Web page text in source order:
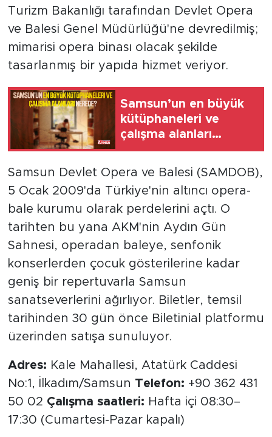
Turizm Bakanlığı tarafından Devlet Opera
ve Balesi Genel Müdürlüğü'ne devredilmiş;
mimarisi opera binası olacak şekilde
tasarlanmış bir yapıda hizmet veriyor.
Samsun’un en büyük
kütüphaneleri ve
çalışma alanları
nerede?
Samsun Devlet Opera ve Balesi (SAMDOB),
5 Ocak 2009'da Türkiye'nin altıncı opera-
bale kurumu olarak perdelerini açtı. O
tarihten bu yana AKM'nin Aydın Gün
Sahnesi, operadan baleye, senfonik
konserlerden çocuk gösterilerine kadar
geniş bir repertuvarla Samsun
sanatseverlerini ağırlıyor. Biletler, temsil
tarihinden 30 gün önce Biletinial platformu
üzerinden satışa sunuluyor.
Adres: Kale Mahallesi, Atatürk Caddesi
No:1, İlkadım/Samsun Telefon: +90 362 431
50 02 Çalışma saatleri: Hafta içi 08:30–
17:30 (Cumartesi-Pazar kapalı)